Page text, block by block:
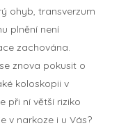
ohyb, transverzum
plnění není
zachována.
znova pokusit o
koloskopii v
při ní větší riziko
v narkoze i u Vás?